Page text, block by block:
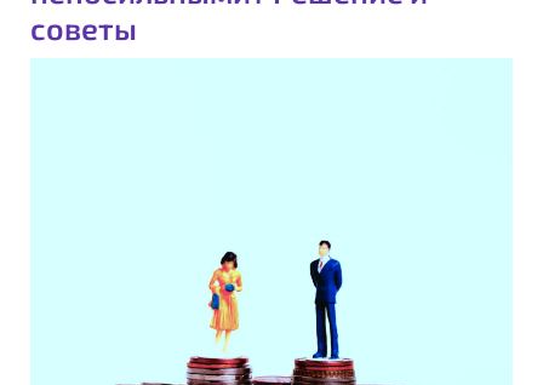
советы